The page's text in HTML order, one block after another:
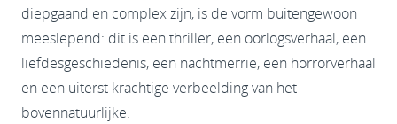
diepgaand en complex zijn, is de vorm buitengewoon
meeslepend: dit is een thriller, een oorlogsverhaal, een
liefdesgeschiedenis, een nachtmerrie, een horrorverhaal
en een uiterst krachtige verbeelding van het
bovennatuurlijke.